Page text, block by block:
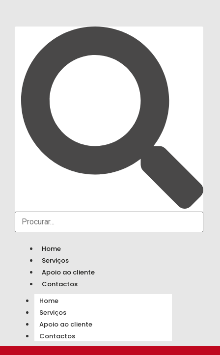
Home
Serviços
Apoio ao cliente
Contactos
Home
Serviços
Apoio ao cliente
Contactos